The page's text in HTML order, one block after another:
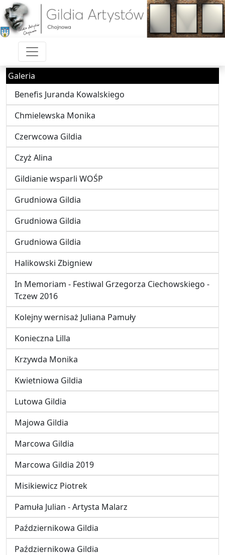
Galeria
Benefis Juranda Kowalskiego
Chmielewska Monika
Czerwcowa Gildia
Czyż Alina
Gildianie wsparli WOŚP
Grudniowa Gildia
Grudniowa Gildia
Grudniowa Gildia
Halikowski Zbigniew
In Memoriam - Festiwal Grzegorza Ciechowskiego -
Tczew 2016
Kolejny wernisaż Juliana Pamuły
Konieczna Lilla
Krzywda Monika
Kwietniowa Gildia
Lutowa Gildia
Majowa Gildia
Marcowa Gildia
Marcowa Gildia 2019
Misikiewicz Piotrek
Pamuła Julian - Artysta Malarz
Październikowa Gildia
Październikowa Gildia